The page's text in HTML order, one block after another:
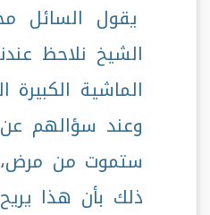
يقول السائل
الشيخ نلاحظ
الماشية
وعند سؤالهم
ستموت من مرض،
ذلك بأن هذا